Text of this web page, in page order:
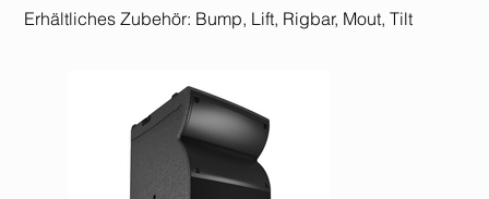
Erhältliches Zubehör: Bump, Lift, Rigbar, Mout, Tilt